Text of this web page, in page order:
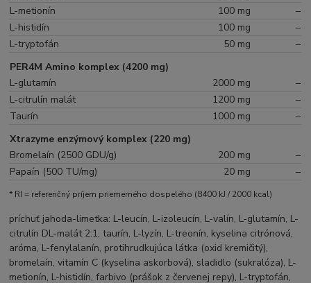
L-metionín
100 mg
–
L-histidín
100 mg
–
L-tryptofán
50 mg
–
PER4M Amino komplex (4200 mg)
L-glutamín
2000 mg
–
L-citrulín malát
1200 mg
–
Taurín
1000 mg
–
Xtrazyme enzýmový komplex (220 mg)
Bromelaín (2500 GDU/g)
200 mg
–
Papaín (500 TU/mg)
20 mg –
* RI = referenčný príjem priemerného dospelého (8400 kJ / 2000 kcal)
príchuť jahoda-limetka: L-leucín, L-izoleucín, L-valín, L-glutamín, L-
citrulín DL-malát 2:1, taurín, L-lyzín, L-treonín, kyselina citrónová,
aróma, L-fenylalanín, protihrudkujúca látka (oxid kremičitý),
bromelaín, vitamín C (kyselina askorbová), sladidlo (sukralóza), L-
metionín, L-histidín, farbivo (prášok z červenej repy), L-tryptofán,